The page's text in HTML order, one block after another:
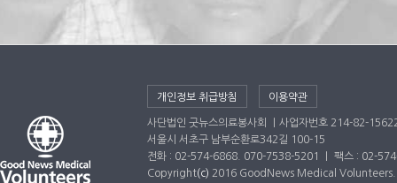
개인정보 취급방침 이용약관
사단법인 굿뉴스의료봉사회 ｜사업자번호 214-82-
서울시 서초구 남부순환로342길 100-15
전화 : 02-574-6868. 070-7538-5201 ｜ 팩스 : 02-
Copyright(c) 2016 GoodNews Medical